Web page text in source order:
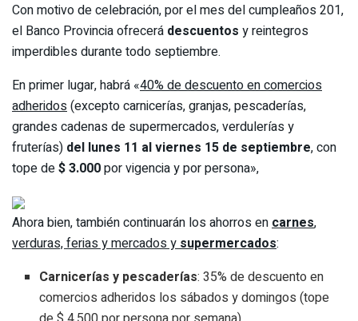
Con motivo de celebración, por el mes del cumpleaños 201,
el Banco Provincia ofrecerá descuentos y reintegros
imperdibles durante todo septiembre.
En primer lugar, habrá «40% de descuento en comercios
adheridos(excepto carnicerías, granjas, pescaderías,
grandes cadenas de supermercados, verdulerías y
fruterías) del lunes 11 al viernes 15 de septiembre, con
tope de$ 3.000por vigencia y por persona»,
Ahora bien, también continuarán los ahorros encarnes,
verduras, ferias y mercados ysupermercados:
Carnicerías y pescaderías: 35% de descuento en
comercios adheridos los sábados y domingos (tope